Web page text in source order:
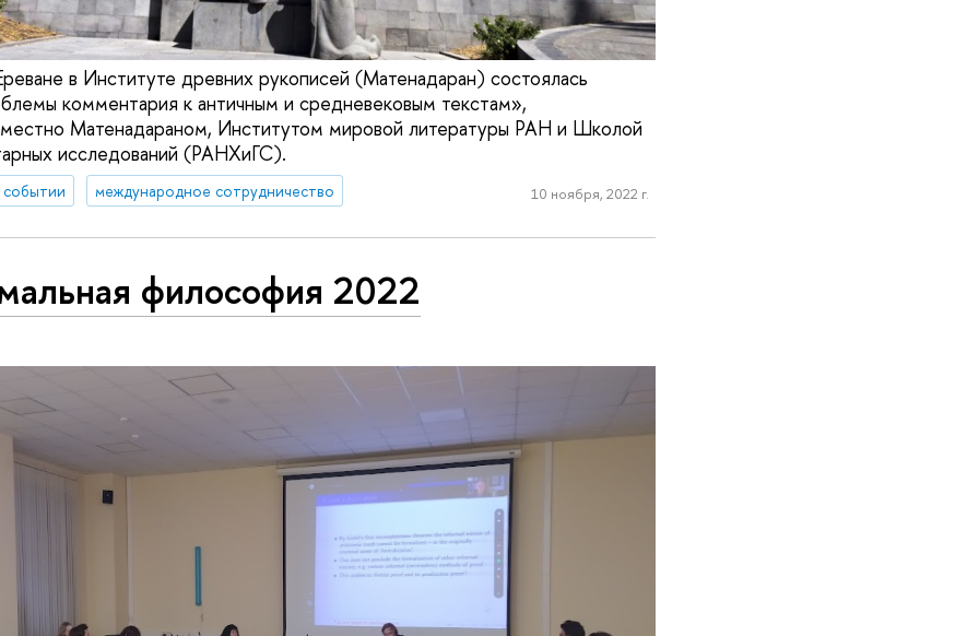
в Институте древних рукописей (Матенадаран) состоялась
комментария к античным и средневековым текстам»,
Матенадараном, Институтом мировой литературы РАН и Школой
исследований (РАНХиГС).
международное сотрудничество 10 ноября, 2022 г.
философия 2022